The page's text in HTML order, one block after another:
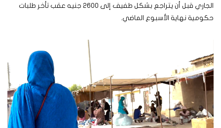
الجاري قبل أن يتراجع بشكل طفيف إلى 2600 جنيه عقب تأخر طلبات
حكومية نهاية الأسبوع الماضي.